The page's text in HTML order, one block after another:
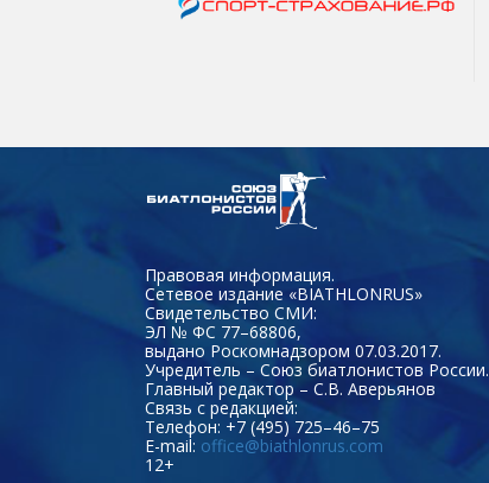
Правовая информация.
Сетевое издание «BIATHLONRUS»
Свидетельство СМИ:
ЭЛ № ФС 77–68806,
выдано Роскомнадзором 07.03.2017.
Учредитель – Союз биатлонистов России.
Главный редактор – С.В. Аверьянов
Связь с редакцией:
Телефон: +7 (495) 725–46–75
E-mail: office@biathlonrus.com
12+